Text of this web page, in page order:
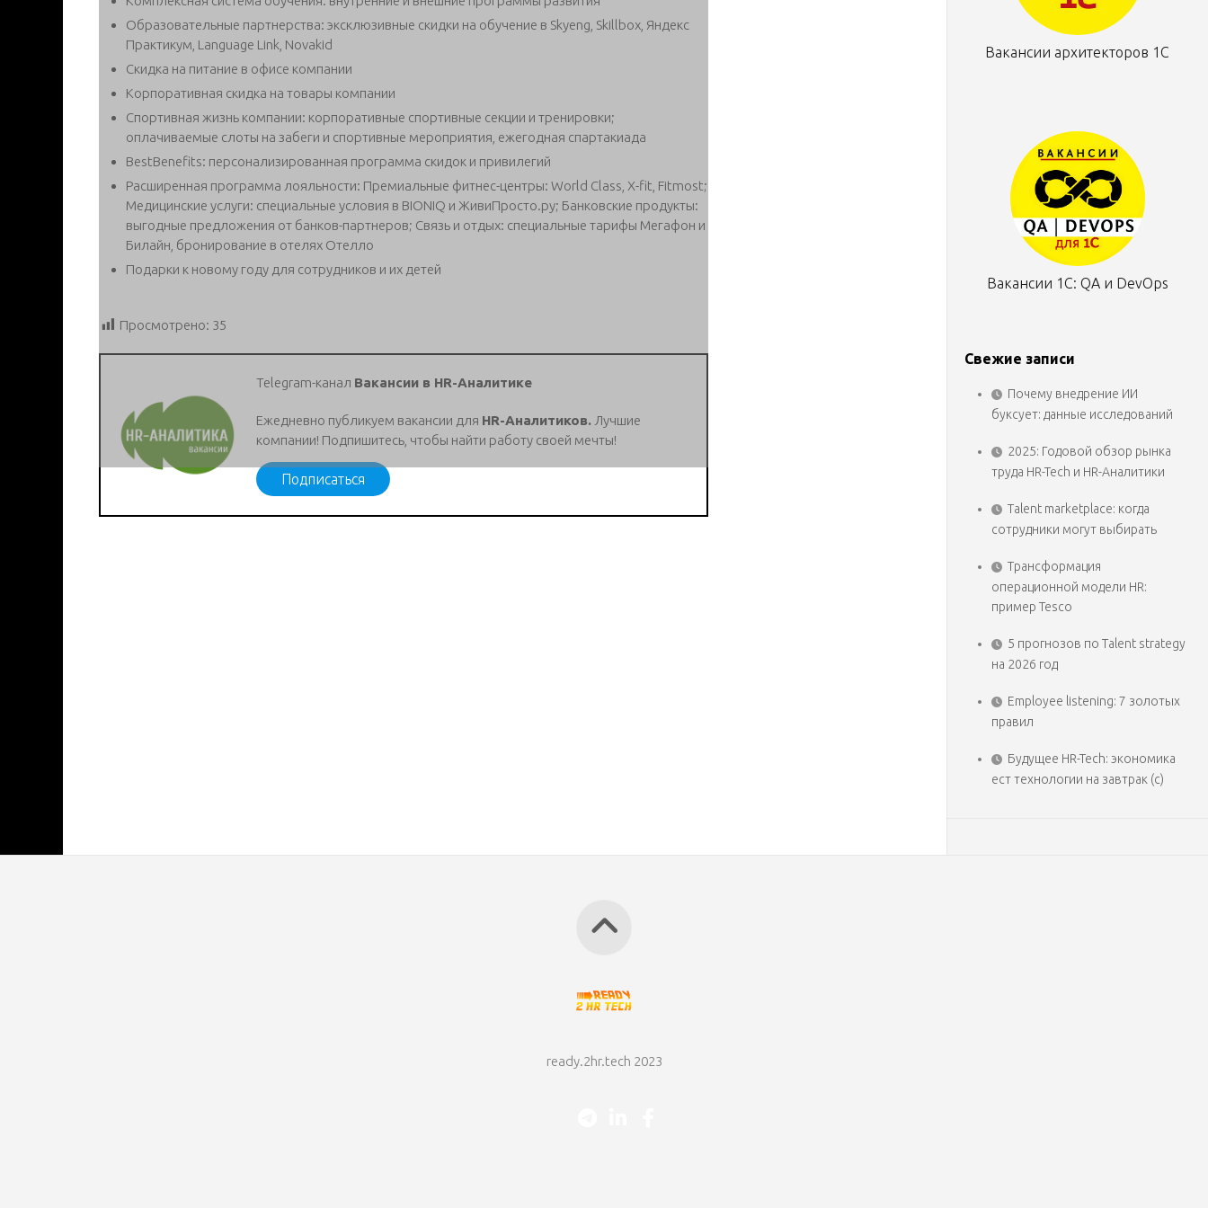
Образовательные партнерства: эксклюзивные скидки на обучение в Skyeng, Skillbox, Яндекс
Практикум, Language Link, Novakid
Скидка на питание в офисе компании
Корпоративная скидка на товары компании
Спортивная жизнь компании: корпоративные спортивные секции и тренировки;
оплачиваемые слоты на забеги и спортивные мероприятия, ежегодная спартакиада
BestBenefits: персонализированная программа скидок и привилегий
Расширенная программа лояльности: Премиальные фитнес-центры: World Class, X-fit, Fitmost;
Медицинские услуги: специальные условия в BIONIQ и ЖивиПросто.ру; Банковские продукты:
выгодные предложения от банков-партнеров; Связь и отдых: специальные тарифы Мегафон и
Билайн, бронирование в отелях Отелло
Подарки к новому году для сотрудников и их детей
Просмотрено: 35
Telegram-канал Вакансии в HR-Аналитике
Ежедневно публикуем вакансии для HR-Аналитиков. Лучшие
компании! Подпишитесь, чтобы найти работу своей мечты!
Подписаться
Вакансии архитекторов 1С
Вакансии 1С: QA и DevOps
Свежие записи
Почему внедрение ИИ
буксует: данные исследований
2025: Годовой обзор рынка
труда HR-Tech и HR-Аналитики
Talent marketplace: когда
сотрудники могут выбирать
Трансформация
операционной модели HR:
пример Tesco
5 прогнозов по Talent strategy
на 2026 год
Employee listening: 7 золотых
правил
Будущее HR-Tech: экономика
ест технологии на завтрак (с)
ready.2hr.tech 2023